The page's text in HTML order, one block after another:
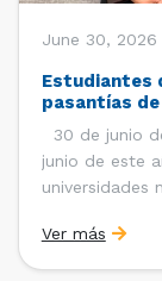
June 30, 2026
Estudiantes
pasantías
30 de junio
junio de este
universidades
de la Cámara
realizaron […]
Ver más